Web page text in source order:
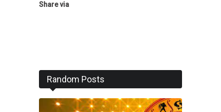
Share via
Random Posts